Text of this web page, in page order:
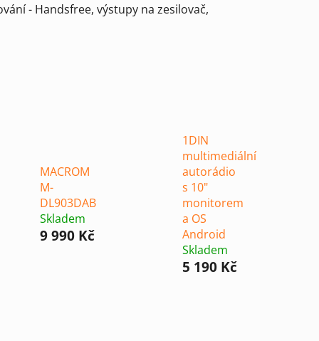
- Handsfree, výstupy na zesilovač,
MACROM
M-
DL903DAB
Skladem
9 990 Kč
1DIN
multimediální
autorádio
s 10"
monitorem
a OS
Android
Skladem
5 190 Kč